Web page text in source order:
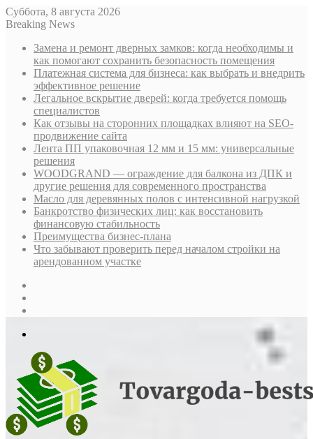
Суббота, 8 августа 2026
Breaking News
Замена и ремонт дверных замков: когда необходимы и
как помогают сохранить безопасность помещения
Платежная система для бизнеса: как выбрать и внедрить
эффективное решение
Легальное вскрытие дверей: когда требуется помощь
специалистов
Как отзывы на сторонних площадках влияют на SEO-
продвижение сайта
Лента ПП упаковочная 12 мм и 15 мм: универсальные
решения
WOODGRAND — ограждение для балкона из ДПК и
другие решения для современного пространства
Масло для деревянных полов с интенсивной нагрузкой
Банкротство физических лиц: как восстановить
финансовую стабильность
Преимущества бизнес-плана
Что забывают проверить перед началом стройки на
арендованном участке